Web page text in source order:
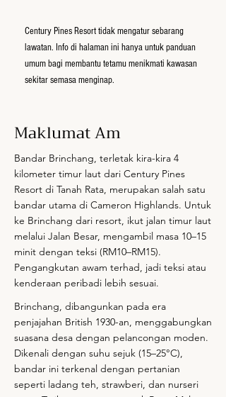
Century Pines Resort tidak mengatur sebarang
lawatan. Info di halaman ini hanya untuk panduan
umum bagi membantu tetamu menikmati kawasan
sekitar semasa menginap.
Maklumat Am
Bandar Brinchang, terletak kira-kira 4
kilometer timur laut dari Century Pines
Resort di Tanah Rata, merupakan salah satu
bandar utama di Cameron Highlands. Untuk
ke Brinchang dari resort, ikut jalan timur laut
melalui Jalan Besar, mengambil masa 10–15
minit dengan teksi (RM10–RM15).
Pengangkutan awam terhad, jadi teksi atau
kenderaan peribadi lebih sesuai.
Brinchang, dibangunkan pada era
penjajahan British 1930-an, menggabungkan
suasana desa dengan pelancongan moden.
Dikenali dengan suhu sejuk (15–25°C),
bandar ini terkenal dengan pertanian
seperti ladang teh, strawberi, dan nurseri